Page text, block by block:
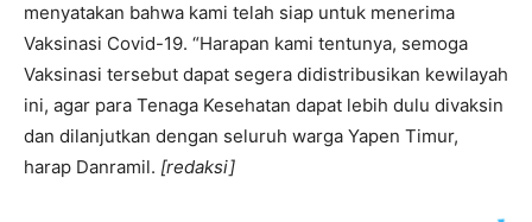
menyatakan bahwa kami telah siap untuk menerima
Vaksinasi Covid-19. “Harapan kami tentunya, semoga
Vaksinasi tersebut dapat segera didistribusikan kewilayah
ini, agar para Tenaga Kesehatan dapat lebih dulu divaksin
dan dilanjutkan dengan seluruh warga Yapen Timur,
harap Danramil. [redaksi]